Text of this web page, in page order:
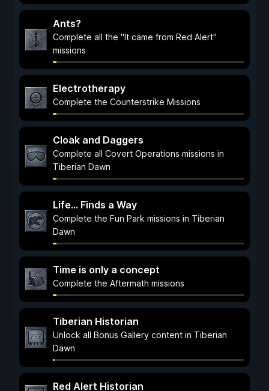
Ants?
Complete all the "It came from Red Alert"
missions
Electrotherapy
Complete the Counterstrike Missions
Cloak and Daggers
Complete all Covert Operations missions in
Tiberian Dawn
Life... Finds a Way
Complete the Fun Park missions in Tiberian
Dawn
Time is only a concept
Complete the Aftermath missions
Tiberian Historian
Unlock all Bonus Gallery content in Tiberian
Dawn
Red Alert Historian